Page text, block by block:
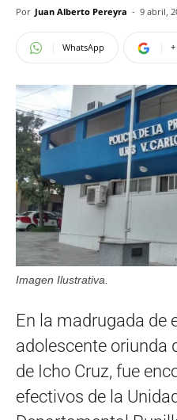
Por Juan Alberto Pereyra - 9 abril,
WhatsApp
Imagen Ilustrativa.
En la madrugada de
adolescente oriunda
de Icho Cruz, fue
efectivos de la